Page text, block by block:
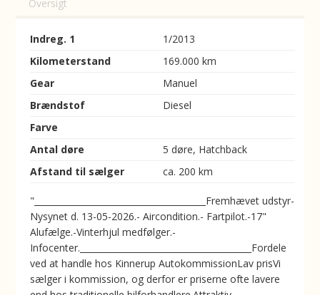
Oversigt
Indreg. 1
1/2013
Kilometerstand
169.000 km
Gear
Manuel
Brændstof
Diesel
Farve
Antal døre
5 døre, Hatchback
Afstand til sælger
ca. 200 km
"________________________________________Fremhævet udstyr-
Nysynet d. 13-05-2026.- Aircondition.- Fartpilot.-17"
Alufælge.-Vinterhjul medfølger.-
Infocenter.________________________________________Fordele
ved at handle hos Kinnerup AutokommissionLav prisVi
sælger i kommission, og derfor er priserne ofte lavere